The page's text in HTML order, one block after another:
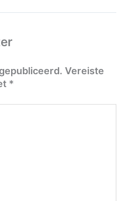
Vereiste
*